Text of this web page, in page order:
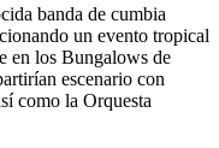
banda de cumbia
un evento tropical
en los Bungalows de
escenario con
como la Orquesta